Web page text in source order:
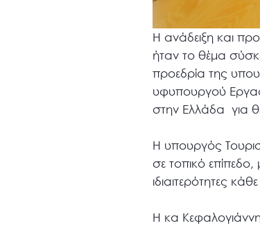
Η ανάδειξη και
ήταν το θέμα
προεδρία της
υφυπουργού
στην Ελλάδα για
Η υπουργός
σε τοπικό
ιδιαιτερότητες
Η κα